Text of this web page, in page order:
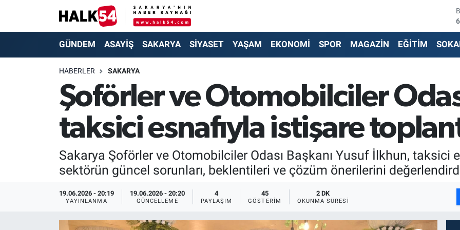
GÜNDEM ASAYİŞ SAKARYA SİYASET YAŞAM EKONOMİ SPOR MAGAZİN EĞİTİM
HABERLER SAKARYA
Şoförler ve Otomobilciler
taksici esnafıyla istişare
Sakarya Şoförler ve Otomobilciler Odası Başkanı Yusuf İlkhun, taksici
sektörün güncel sorunları, beklentileri ve çözüm önerilerini
19.06.2026 - 20:19
YAYINLANMA
19.06.2026 - 20:20
GÜNCELLEME
4
PAYLAŞIM
45
GÖSTERIM
2 DK
OKUNMA SÜRESI
GÜNDEM
SAKARYA
EKONOMİ
SOKAK RÖPORTAJLARI
Adapazarı Nöbetçi Eczaneler
Adapazarı Trafik Yoğunluk Haritası
Süper Lig Puan Durumu ve Fikstür
Son Dakika Haberleri
Haber Arşivi